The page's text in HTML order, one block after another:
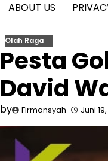
ABOUT US
Olah Raga
Pesta
David
by Firmansyah Juni